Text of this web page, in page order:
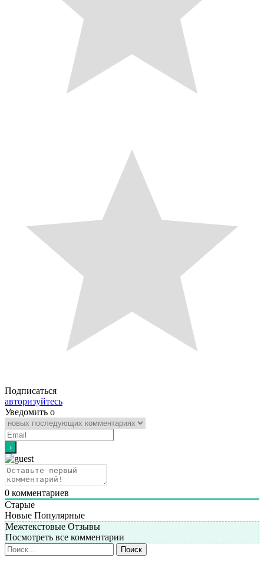
Подписаться
авторизуйтесь
Уведомить о
0 комментариев
Старые
Новые Популярные
Межтекстовые Отзывы
Посмотреть все комментарии